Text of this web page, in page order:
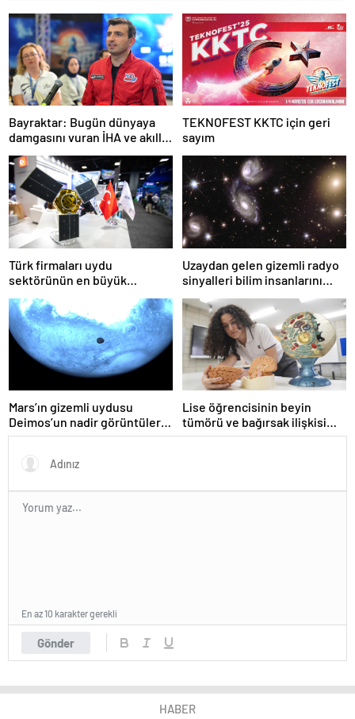
Bayraktar: Bugün dünyaya
damgasını vuran İHA ve akıllı
mühimmatlara sahibiz
TEKNOFEST KKTC için geri
sayım
Türk firmaları uydu
sektörünün en büyük
çıkardı
Uzaydan gelen gizemli radyo
sinyalleri bilim insanlarını
Mars’ın gizemli uydusu
Deimos’un nadir görüntüleri
yayınlandı
Lise öğrencisinin beyin
tümörü ve bağırsak ilişkisi
projesine TÜBİTAK’tan ödül
Gönder
En az 10 karakter gerekli
HABER